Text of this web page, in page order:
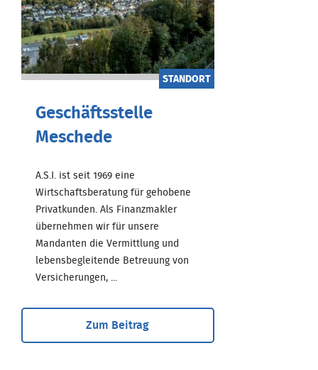
STANDORT
Geschäftsstelle
Meschede
A.S.I. ist seit 1969 eine
Wirtschaftsberatung für gehobene
Privatkunden. Als Finanzmakler
übernehmen wir für unsere
Mandanten die Vermittlung und
lebensbegleitende Betreuung von
Versicherungen, ...
Zum Beitrag